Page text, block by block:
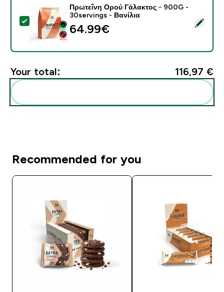
Select this product - Πρωτεΐνη Ορού Γάλακτος -
Πρωτεΐνη Ορού Γάλακτος - 900G -
30servings - Βανίλια
64.99€‎
Your total: 116,97 €‎
Recommended for you